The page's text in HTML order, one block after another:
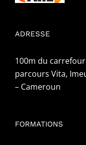
ADRESSE
100m du
parcours Vita,
– Cameroun
FORMATIONS